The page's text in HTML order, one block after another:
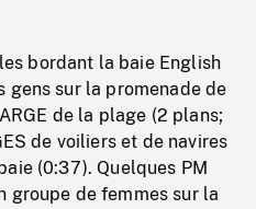
bordant la baie English
gens sur la promenade de
de la plage (2 plans;
de voiliers et de navires
(0:37). Quelques PM
groupe de femmes sur la